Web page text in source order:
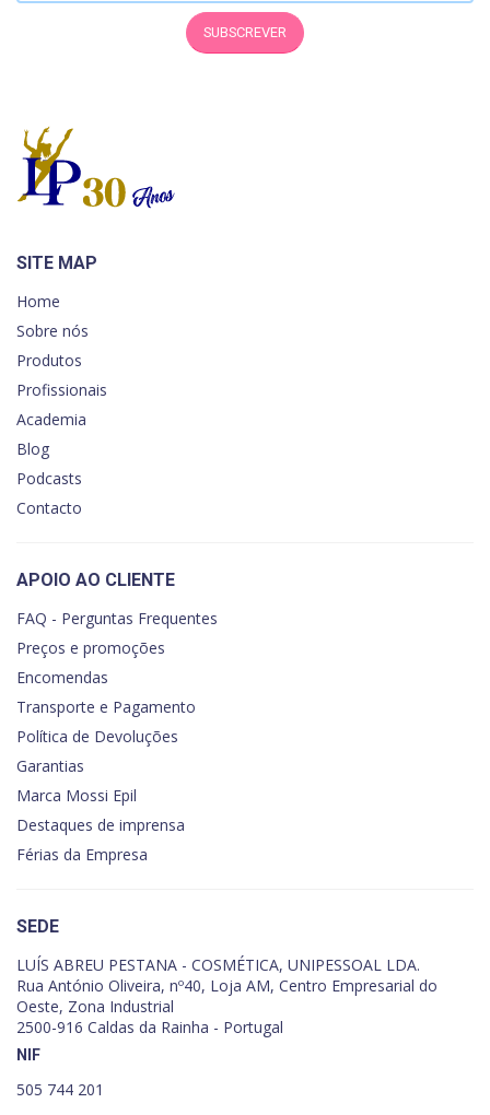
SUBSCREVER
SITE MAP
Home
Sobre nós
Produtos
Profissionais
Academia
Blog
Podcasts
Contacto
APOIO AO CLIENTE
FAQ - Perguntas Frequentes
Preços e promoções
Encomendas
Transporte e Pagamento
Política de Devoluções
Garantias
Marca Mossi Epil
Destaques de imprensa
Férias da Empresa
SEDE
LUÍS ABREU PESTANA - COSMÉTICA, UNIPESSOAL LDA.
Rua António Oliveira, nº40, Loja AM, Centro Empresarial do
Oeste, Zona Industrial
2500-916 Caldas da Rainha - Portugal
NIF
505 744 201